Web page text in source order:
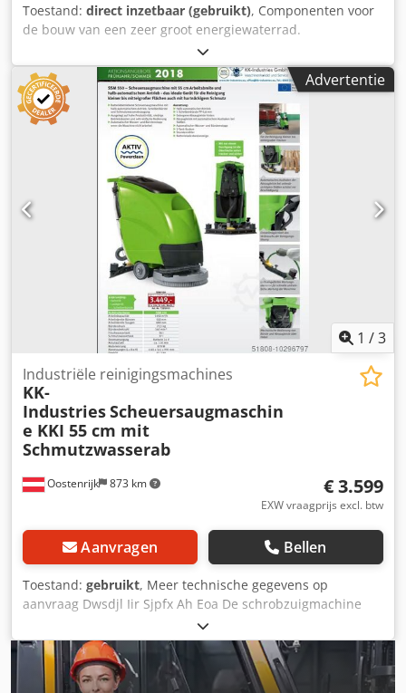
Toestand: direct inzetbaar (gebruikt), Componenten voor
de bouw van een zeer groot energiewaterrad.
Versnellingsbak: op as gemonteerde versnellingsbak
Flender SFO 500 Aantal versnellingstrappen: 4
Overbrengingsverhouding: 185,63 : 1 Overdraagbaar
koppel: 131.300 Nm Toerental n1 max.: 1485 rpm Snelheid
n2: 8 rpm Schachtdiameter D1: 80 mm Asdiameter D2: 220
mm Dwsdpfoh Rrtnjx Ah Esa 3500 kg zonder elektromotor
afmetingen: Lengte: 2000mm breedte: 800 mm Hoogte:
1000 mm Naar de schacht / buis Diameter as: 560 mm
Buiswanddikte: 35 mm Dragende afstand: 10000 mm De as
kan naar wens worden ingekort dankzij de geschroefde
naven. Lassen is zonder problemen mogelijk aan de buis,
aangezien deze een wanddikte van 35 mm heeft.
Advertentie
1 /3
Oostenrijk 873 km
Industriële reinigingsmachines
KK-
IndustriesScheuersaugmaschin
e KKI 55 cm mit
Schmutzwasserab
€ 3.599
EXW vraagprijs excl. btw
Aanvragen Bellen
Toestand: gebruikt, Meer technische gegevens op
aanvraag Dwsdjl Iir Sjpfx Ah Eoa De schrobzuigmachine
met een werkbreedte van 55 cm en halfautomatische
aandrijving is de ideale machine voor het reinigen van
kleine tot middelgrote oppervlakken, zelfs met hardnekkig
vuil. Hij is ontworpen voor een hoge productiviteit, lage